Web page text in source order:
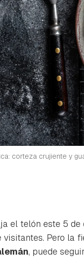
corteza crujiente y
el telón este 5
Pero la
, puede